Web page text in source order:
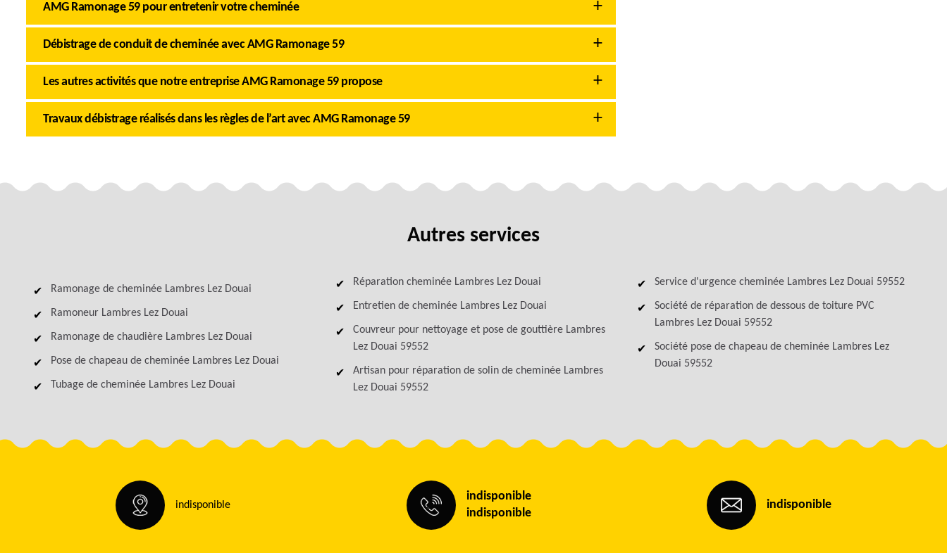
AMG Ramonage 59 pour entretenir votre cheminée
Débistrage de conduit de cheminée avec AMG Ramonage 59
Les autres activités que notre entreprise AMG Ramonage 59 propose
Travaux débistrage réalisés dans les règles de l’art avec AMG Ramonage 59
Autres services
Ramonage de cheminée Lambres Lez Douai
Ramoneur Lambres Lez Douai
Ramonage de chaudière Lambres Lez Douai
Pose de chapeau de cheminée Lambres Lez Douai
Tubage de cheminée Lambres Lez Douai
Réparation cheminée Lambres Lez Douai
Entretien de cheminée Lambres Lez Douai
Couvreur pour nettoyage et pose de gouttière Lambres
Lez Douai 59552
Artisan pour réparation de solin de cheminée Lambres
Lez Douai 59552
Service d'urgence cheminée Lambres Lez Douai 59552
Société de réparation de dessous de toiture PVC
Lambres Lez Douai 59552
Société pose de chapeau de cheminée Lambres Lez
Douai 59552
indisponible
indisponible
indisponible
indisponible